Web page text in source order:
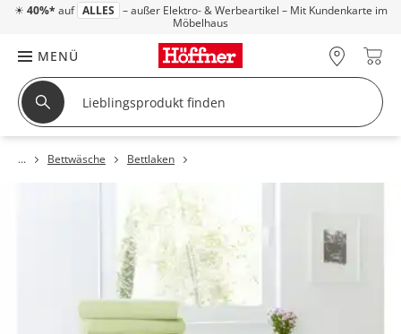
☀ 40%* auf ALLES – außer Elektro- & Werbeartikel – Mit Kundenkarte im
Möbelhaus
MENÜ
Bettwäsche Bettlaken